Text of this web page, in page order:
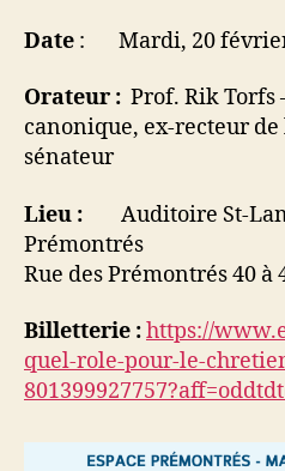
Date : Mardi, 20 février
Orateur : Prof. Rik Torfs
canonique, ex-recteur
sénateur
Lieu : Auditoire St-
Prémontrés
Rue des Prémontrés 40 à
Billetterie :https://
quel-role-pour-le-